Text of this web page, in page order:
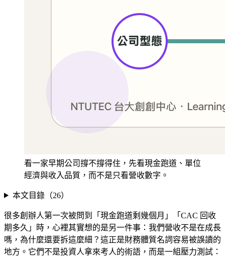
看一家早期公司撐不撐得住，先看現金跑道、單位
經濟與收入品質，而不是只看營收數字。
本文目錄（26）
很多創辦人第一次被問到「現金跑道剩幾個月」「CAC 回收
期多久」時，心裡其實想的是另一件事：我們營收不是在成長
嗎，為什麼還要拆這麼細？這正是財務體質名詞容易被誤讀的
地方。它們不是投資人拿來考人的術語，而是一組壓力測試：